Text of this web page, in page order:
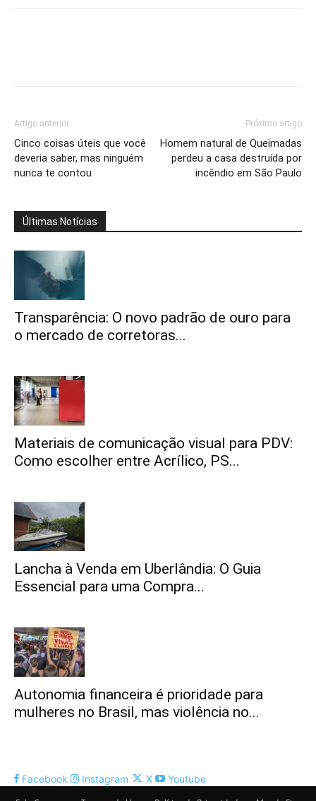
Artigo anterior
Cinco coisas úteis que você
deveria saber, mas ninguém
nunca te contou
Próximo artigo
Homem natural de Queimadas
perdeu a casa destruída por
incêndio em São Paulo
Últimas Notícias
Transparência: O novo padrão de ouro para
o mercado de corretoras...
Materiais de comunicação visual para PDV:
Como escolher entre Acrílico, PS...
Lancha à Venda em Uberlândia: O Guia
Essencial para uma Compra...
Autonomia financeira é prioridade para
mulheres no Brasil, mas violência no...
Facebook Instagram X
Youtube